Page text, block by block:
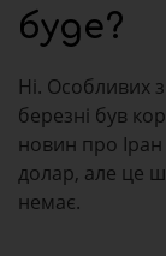
буде?
Ні. Особливих
березні був
новин про Іран
долар, але це
немає.